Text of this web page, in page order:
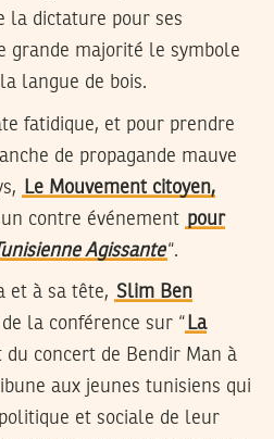
la dictature pour ses
grande majorité le symbole
langue de bois.
fatidique, et pour prendre
de propagande mauve
Le Mouvement citoyen,
contre événement pour
Agissante“.
et à sa tête, Slim Ben
la conférence sur “ La
du concert de Bendir Man à
aux jeunes tunisiens qui
et sociale de leur